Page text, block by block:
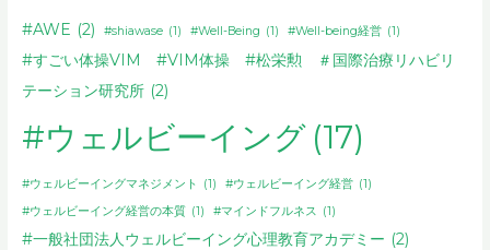
か
ら
呼
起
す
～
#AWE (2) #shiawase (1) #Well-Being (1) #Well-being経営 (1)
#すごい体操VIM #VIM体操 #松栄勲 ＃国際治療リハビリ
テーション研究所 (2)
#ウェルビーイング (17)
#ウェルビーイングマネジメント (1) #ウェルビーイング経営 (1)
#ウェルビーイング経営の本質 (1) #マインドフルネス (1)
#一般社団法人ウェルビーイング心理教育アカデミー (2)